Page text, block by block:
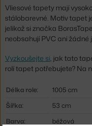
Vliesové tapety mají
stálobarevné. Motiv tapet
jelikož si značka
neobsahují PVC ani žádné
Vyzkoušejte si , jak tato
rolí tapet potřebujete? Na
Délka role:
1005 cm
Šířka:
53 cm
Barva:
béžová